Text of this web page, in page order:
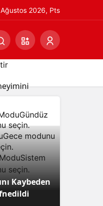
2026, Pts
Gündüz
seçin.
Gece modunu
Sistem
seçin.
Kaybeden